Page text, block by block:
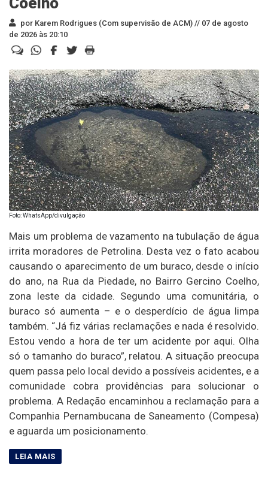
por Karem Rodrigues (Com supervisão de ACM) // 07 de agosto
de 2026 às 20:10
Foto: WhatsApp/divulgação
Mais um problema de vazamento na tubulação de água
irrita moradores de Petrolina. Desta vez o fato acabou
causando o aparecimento de um buraco, desde o início
do ano, na Rua da Piedade, no Bairro Gercino Coelho,
zona leste da cidade. Segundo uma comunitária, o
buraco só aumenta – e o desperdício de água limpa
também. “Já fiz várias reclamações e nada é resolvido.
Estou vendo a hora de ter um acidente por aqui. Olha
só o tamanho do buraco”, relatou. A situação preocupa
quem passa pelo local devido a possíveis acidentes, e a
comunidade cobra providências para solucionar o
problema. A Redação encaminhou a reclamação para a
Companhia Pernambucana de Saneamento (Compesa)
e aguarda um posicionamento.